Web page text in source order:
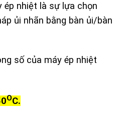
nhiệt là sự lựa chọn
ủi nhãn bằng bàn ủi/bàn
số của máy ép nhiệt
OC.